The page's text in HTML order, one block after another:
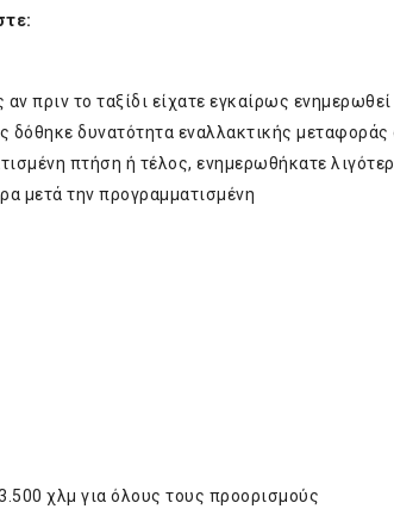
το ταξίδι είχατε εγκαίρως ενημερωθεί
δυνατότητα εναλλακτικής μεταφοράς
πτήση ή τέλος, ενημερωθήκατε
μετά την προγραμματισμένη
χλμ για όλους τους προορισμούς